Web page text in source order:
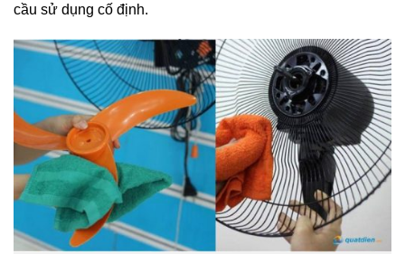
cầu sử dụng cố định.